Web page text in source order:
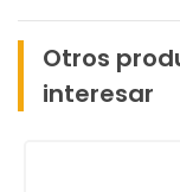
Otros
interesar